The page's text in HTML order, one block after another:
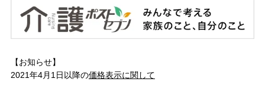
【お知らせ】
2021年4月1日以降の価格表示に関して